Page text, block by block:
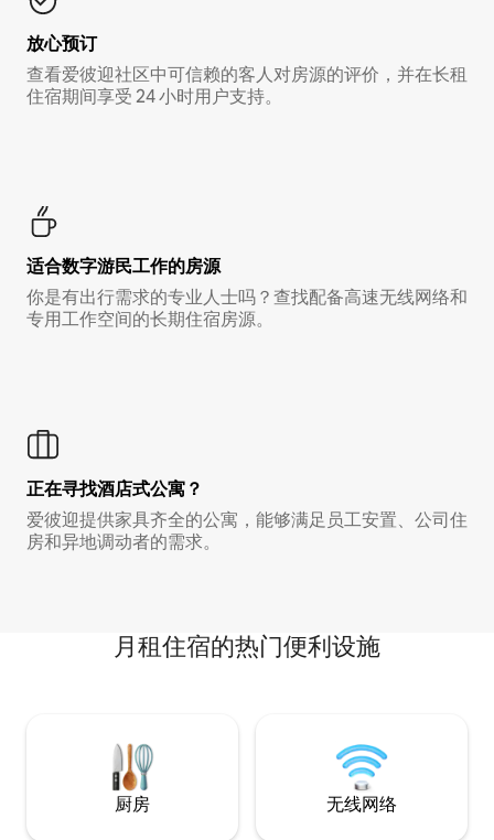
放心预订
查看爱彼迎社区中可信赖的客人对房源的评价，并在长租
住宿期间享受 24 小时用户支持。
适合数字游民工作的房源
你是有出行需求的专业人士吗？查找配备高速无线网络和
专用工作空间的长期住宿房源。
正在寻找酒店式公寓？
爱彼迎提供家具齐全的公寓，能够满足员工安置、公司住
房和异地调动者的需求。
月租住宿的热门便利设施
厨房 无线网络